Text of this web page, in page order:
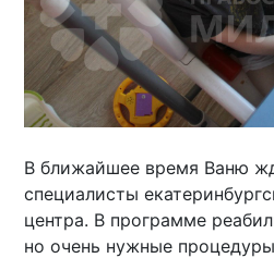
В ближайшее время Ваню
специалисты
центра. В программе
но очень нужные